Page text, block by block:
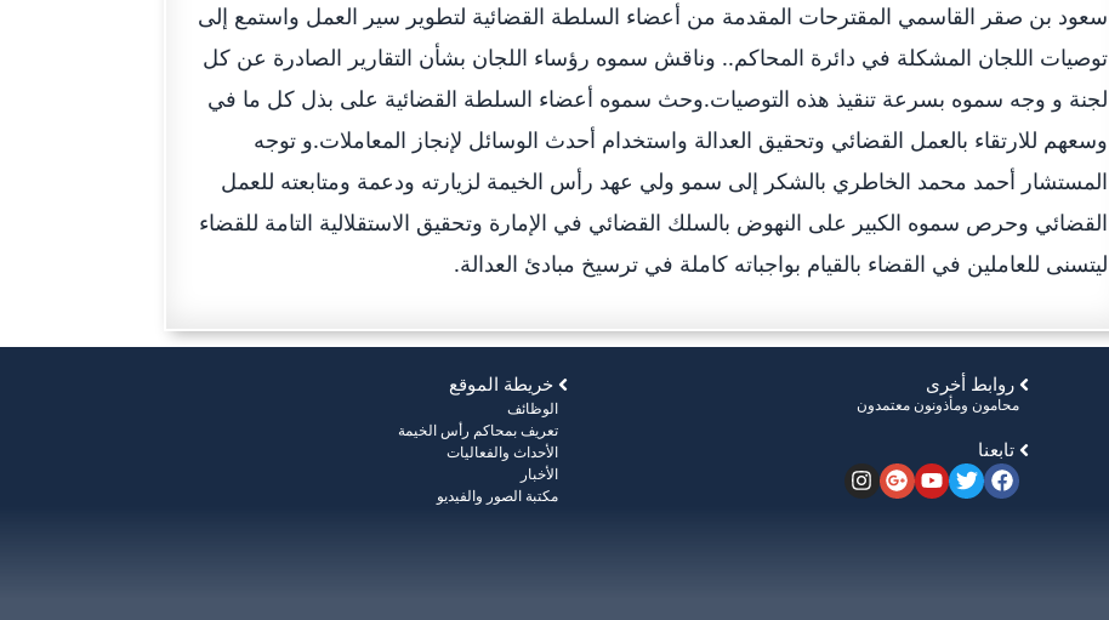
سعود بن صقر القاسمي المقترحات المقدمة من أعضاء السلطة القضائية لتطوير سير العمل واستمع إلى
توصيات اللجان المشكلة في دائرة المحاكم.. وناقش سموه رؤساء اللجان بشأن التقارير الصادرة عن كل
لجنة و وجه سموه بسرعة تنقيذ هذه التوصيات.وحث سموه أعضاء السلطة القضائية على بذل كل ما في
وسعهم للارتقاء بالعمل القضائي وتحقيق العدالة واستخدام أحدث الوسائل لإنجاز المعاملات.و توجه
المستشار أحمد محمد الخاطري بالشكر إلى سمو ولي عهد رأس الخيمة لزيارته ودعمة ومتابعته للعمل
القضائي وحرص سموه الكبير على النهوض بالسلك القضائي في الإمارة وتحقيق الاستقلالية التامة للقضاء
ليتسنى للعاملين في القضاء بالقيام بواجباته كاملة في ترسيخ مبادئ العدالة.
خريطة الموقع
الوظائف
تعريف بمحاكم رأس الخيمة
الأحداث والفعاليات
الأخبار
مكتبة الصور والفيديو
روابط أخرى
محامون ومأذونون معتمدون
تابعنا